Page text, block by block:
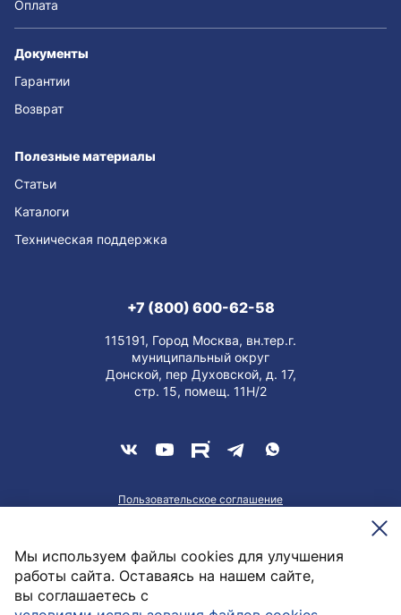
46,26руб. / шт
Мы используем файлы cookies для улучшения
работы сайта. Оставаясь на нашем сайте,
вы соглашаетесь с
Оплата
Документы
Гарантии
Возврат
Полезные материалы
Статьи
Каталоги
Техническая поддержка
+7 (800) 600-62-58
115191, Город Москва, вн.тер.г.
муниципальный округ
Донской, пер Духовской, д. 17,
стр. 15, помещ. 11Н/2
Пользовательское соглашение
Meesenburg @2026